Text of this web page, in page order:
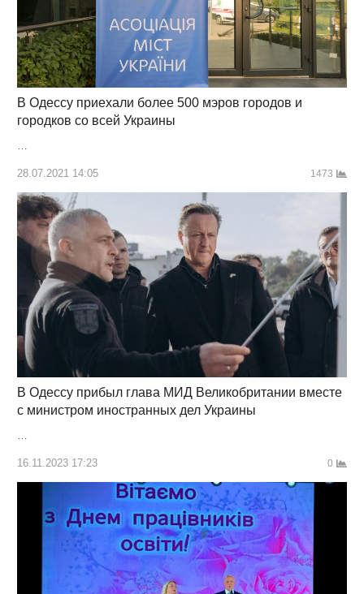
В Одессу приехали более 500 мэров городов и
городков со всей Украины
…
28.07.2021 14:05 1473
В Одессу прибыл глава МИД Великобритании вместе
с министром иностранных дел Украины
…
16.11.2023 17:23 0